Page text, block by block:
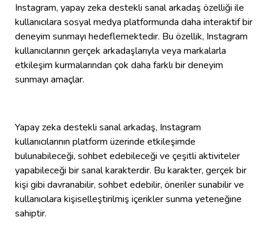
Instagram, yapay zeka destekli sanal arkadaş özelliği ile
kullanıcılara sosyal medya platformunda daha interaktif bir
deneyim sunmayı hedeflemektedir. Bu özellik, Instagram
kullanıcılarının gerçek arkadaşlarıyla veya markalarla
etkileşim kurmalarından çok daha farklı bir deneyim
sunmayı amaçlar.
Yapay zeka destekli sanal arkadaş, Instagram
kullanıcılarının platform üzerinde etkileşimde
bulunabileceği, sohbet edebileceği ve çeşitli aktiviteler
yapabileceği bir sanal karakterdir. Bu karakter, gerçek bir
kişi gibi davranabilir, sohbet edebilir, öneriler sunabilir ve
kullanıcılara kişiselleştirilmiş içerikler sunma yeteneğine
sahiptir.